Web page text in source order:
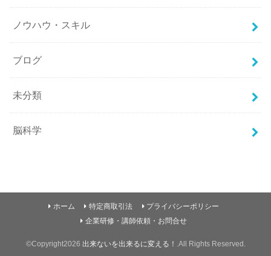
ノウハウ・スキル
ブログ
未分類
脳科学
ホーム 特定商取引法
プライバシーポリシー
企業研修・講師依頼・お問合せ
©Copyright2026 出来ないを出来るに変える！ .All Rights Reserved.